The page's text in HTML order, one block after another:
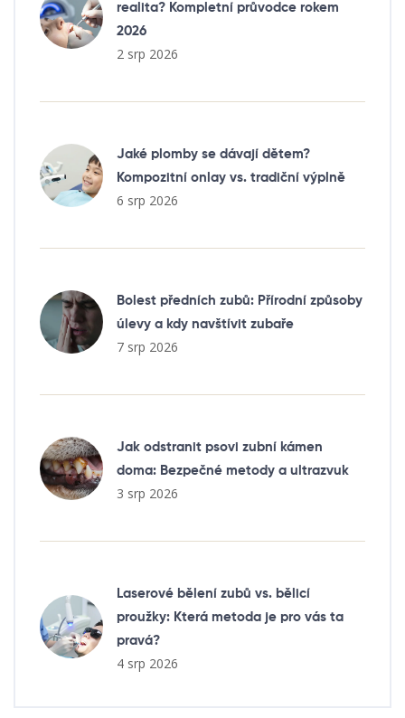
realita? Kompletní průvodce rokem
2026
2 srp 2026
Jaké plomby se dávají dětem?
Kompozitní onlay vs. tradiční výplně
6 srp 2026
Bolest předních zubů: Přírodní způsoby
úlevy a kdy navštívit zubaře
7 srp 2026
Jak odstranit psovi zubní kámen
doma: Bezpečné metody a ultrazvuk
3 srp 2026
Laserové bělení zubů vs. bělicí
proužky: Která metoda je pro vás ta
pravá?
4 srp 2026